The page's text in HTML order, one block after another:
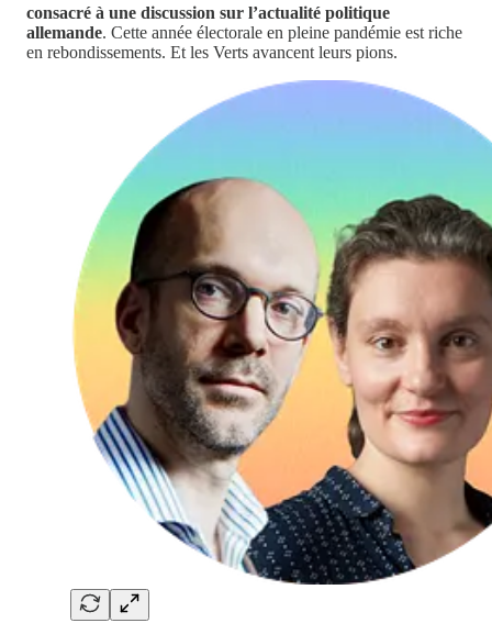
consacré à une discussion sur l’actualité politique
allemande. Cette année électorale en pleine pandémie est riche
en rebondissements. Et les Verts avancent leurs pions.